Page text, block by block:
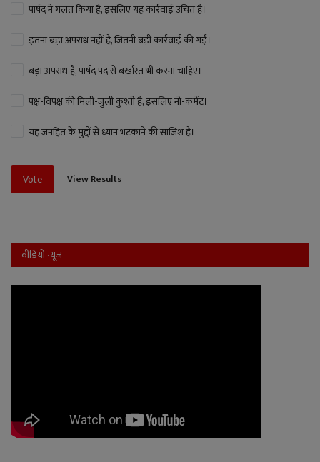
पार्षद ने गलत किया है, इसलिए यह कार्रवाई उचित है।
इतना बड़ा अपराध नहीं है, जितनी बड़ी कार्रवाई की गई।
बड़ा अपराध है, पार्षद पद से बर्खास्त भी करना चाहिए।
पक्ष-विपक्ष की मिली-जुली कुश्ती है, इसलिए नो-कमेंट।
यह जनहित के मुद्दों से ध्यान भटकाने की साजिश है।
Vote View Results
वीडियो न्यूज